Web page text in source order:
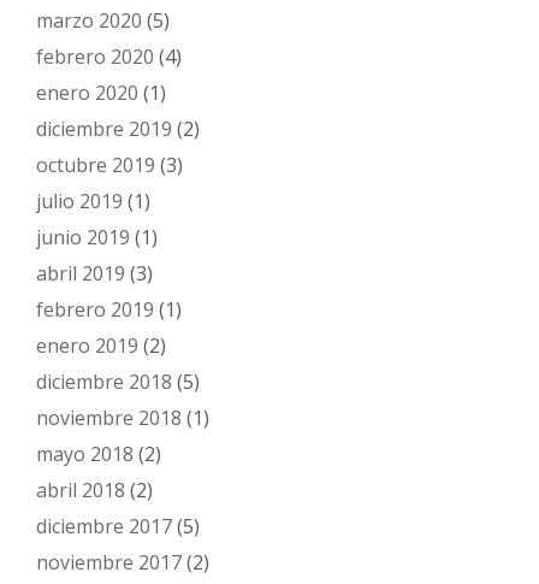
marzo 2020 (5)
febrero 2020 (4)
enero 2020 (1)
diciembre 2019 (2)
octubre 2019 (3)
julio 2019 (1)
junio 2019 (1)
abril 2019 (3)
febrero 2019 (1)
enero 2019 (2)
diciembre 2018 (5)
noviembre 2018 (1)
mayo 2018 (2)
abril 2018 (2)
diciembre 2017(5)
noviembre 2017(2)